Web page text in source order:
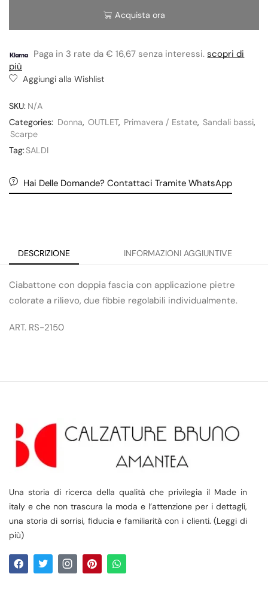
Acquista ora
Paga in 3 rate da € 16,67 senza interessi.scopri di
più
Aggiungi alla Wishlist
SKU: N/A
Categories: Donna, OUTLET, Primavera / Estate, Sandali bassi,
Scarpe
Tag:SALDI
Hai Delle Domande? Contattaci Tramite WhatsApp
DESCRIZIONE INFORMAZIONI AGGIUNTIVE
Ciabattone con doppia fascia con applicazione pietre
colorate a rilievo, due fibbie regolabili individualmente.
ART. RS-2150
Una storia di ricerca della qualità che privilegia il Made in
italy e che non trascura la moda e l’attenzione per i dettagli,
una storia di sorrisi, fiducia e familiarità con i clienti. (Leggi di
più)